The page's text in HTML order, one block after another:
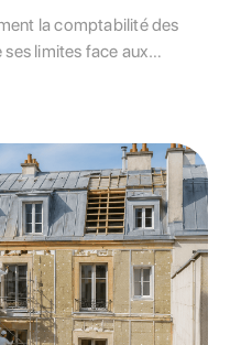
la comptabilité des
limites face aux
l'autogestion.